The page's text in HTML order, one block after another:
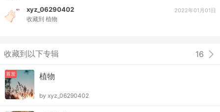
xyz_06290402
收藏到 植物
2022年01月01日
收藏到以下专辑 16
首发 植物
by xyz_06290402